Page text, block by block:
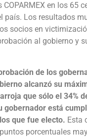
en los 65
país. Los resultados
socios en
al gobierno y
de los
alcanzó su
que sólo el 34%
gobernador está
que fue electo. Esta
porcentuales